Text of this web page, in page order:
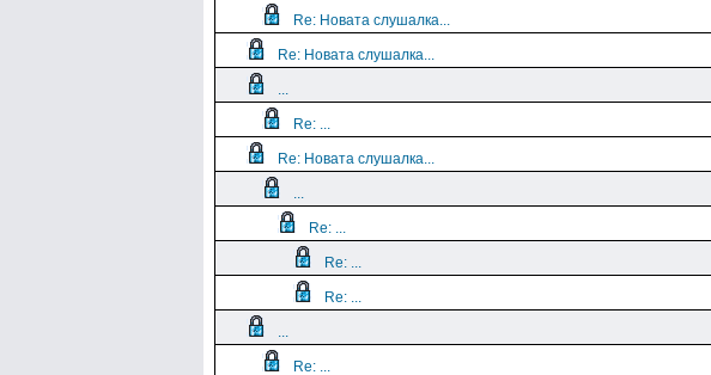
Re: Новата слушалка...
Re: Новата слушалка...
...
Re: ...
Re: Новата слушалка...
...
Re: ...
Re: ...
Re: ...
...
Re: ...